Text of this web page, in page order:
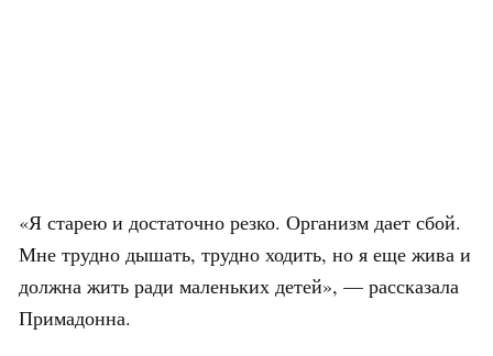
«Я старею и достаточно резко. Организм дает сбой.
Мне трудно дышать, трудно ходить, но я еще жива и
должна жить ради маленьких детей», — рассказала
Примадонна.